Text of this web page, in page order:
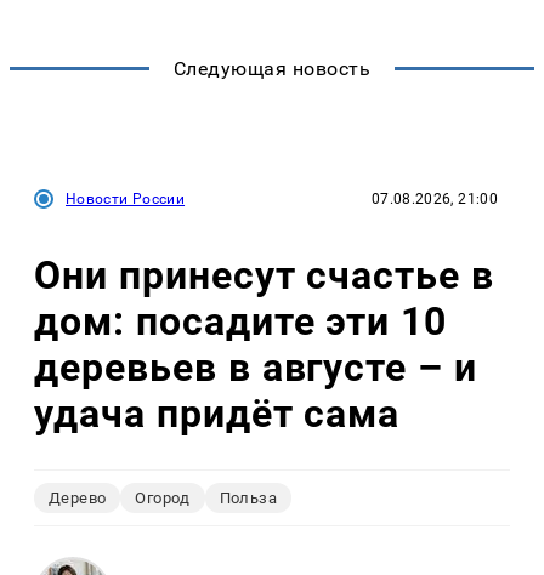
Следующая новость
Новости России 07.08.2026, 21:00
Они принесут счастье в
дом: посадите эти 10
деревьев в августе – и
удача придёт сама
Дерево Огород Польза